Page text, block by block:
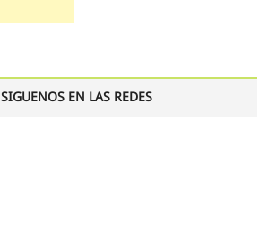
SIGUENOS EN LAS REDES